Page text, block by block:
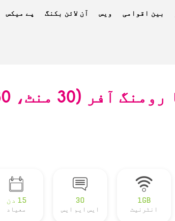
بین اقوامی ویس آن لائن بکنگ پے میکس
1GB
انٹرنیٹ
30
ایس ایم ایس
15 دن
معیاد